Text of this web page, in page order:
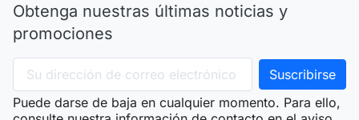
Obtenga nuestras últimas noticias y
promociones
Puede darse de baja en cualquier momento. Para ello,